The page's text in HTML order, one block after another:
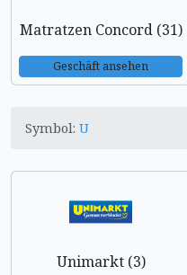
Matratzen Concord (31)
Geschäft ansehen
Symbol: U
Unimarkt (3)